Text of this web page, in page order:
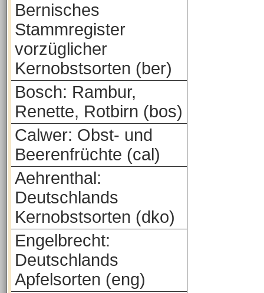
Bernisches
Stammregister
vorzüglicher
Kernobstsorten (ber)
Bosch: Rambur,
Renette, Rotbirn (bos)
Calwer: Obst- und
Beerenfrüchte (cal)
Aehrenthal:
Deutschlands
Kernobstsorten (dko)
Engelbrecht:
Deutschlands
Apfelsorten (eng)